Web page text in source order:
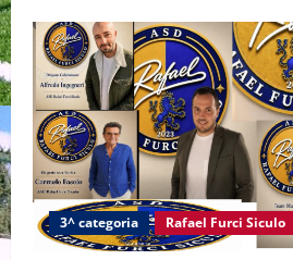
3^ categoria Rafael Furci Siculo